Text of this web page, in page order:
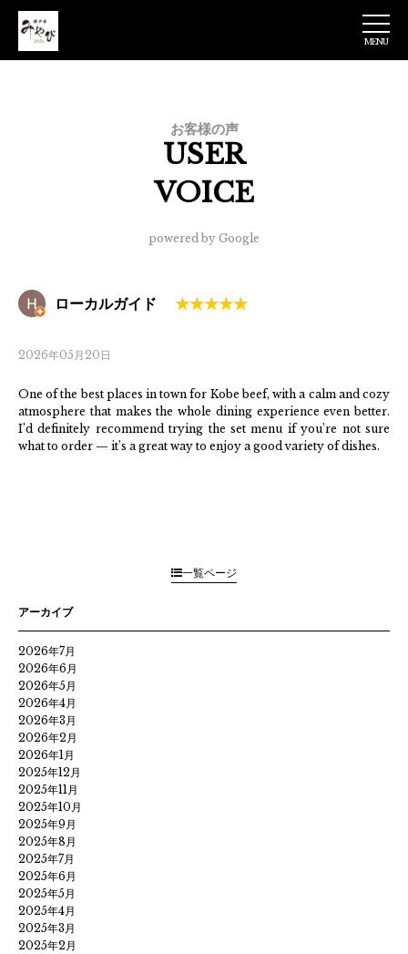
神戸牛みやび 日
MENU
お客様の声
USER
VOICE
powered by Google
ローカルガイド
2026年05月20日
One of the best places in town for Kobe beef, with a calm and cozy
atmosphere that makes the whole dining experience even better.
I’d definitely recommend trying the set menu if you’re not sure
what to order — it’s a great way to enjoy a good variety of dishes.
一覧ページ
アーカイブ
2026年7月
2026年6月
2026年5月
2026年4月
2026年3月
2026年2月
2026年1月
2025年12月
2025年11月
2025年10月
2025年9月
2025年8月
2025年7月
2025年6月
2025年5月
2025年4月
2025年3月
2025年2月